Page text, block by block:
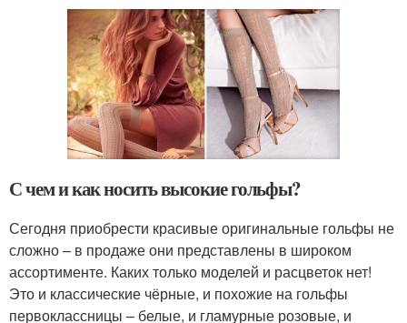
С чем и как носить высокие гольфы?
Сегодня приобрести красивые оригинальные гольфы не
сложно – в продаже они представлены в широком
ассортименте. Каких только моделей и расцветок нет!
Это и классические чёрные, и похожие на гольфы
первоклассницы – белые, и гламурные розовые, и